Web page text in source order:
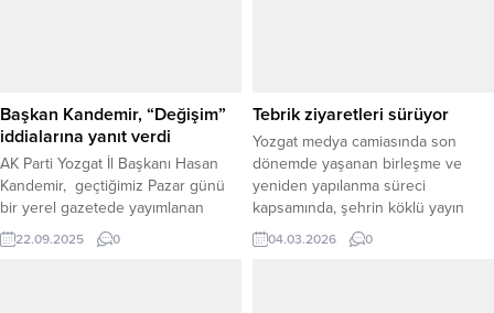
Başkan Kandemir, “Değişim”
iddialarına yanıt verdi
AK Parti Yozgat İl Başkanı Hasan
Kandemir, geçtiğimiz Pazar günü
bir yerel gazetede yayımlanan
“Yozgat İl Başkanlığında Değişim”
iddialarına yazılı bir açıklama ile
22.09.2025 0
Tebrik ziyaretleri sürüyor
Yozgat medya camiasında son
dönemde yaşanan birleşme ve
yeniden yapılanma süreci
kapsamında, şehrin köklü yayın
organlarından Yozgat Haber
Gazetesi’nin gazetemiz bünyesine
04.03.2026 0